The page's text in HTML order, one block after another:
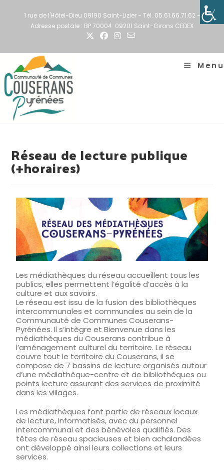
1 rue de l'Hôtel-Dieu 09190 Saint-Lizier - Tél. 05.61.66.71.62 -
Adresse postale : BP 70004 09201 Saint-Girons CEDEX
Menu
Réseau de lecture publique
(+horaires)
Les médiathèques du réseau accueillent tous les
publics, elles permettent l’égalité d’accès à la
culture et aux savoirs.
Le réseau est issu de la fusion des bibliothèques
intercommunales et communales au sein de la
Communauté de Communes Couserans-
Pyrénées. Il s’intègre et Bienvenue dans les
médiathèques du Couserans contribue à
l’aménagement culturel du territoire. Le réseau
couvre tout le territoire du Couserans, il se
compose de 7 bassins de lecture organisés autour
d’une médiathèque-centre et de bibliothèques ou
points lecture assurant des services de proximité
dans les villages.
Les médiathèques font partie de réseaux locaux
de lecture, informatisés, avec du personnel
intercommunal et des bénévoles qualifiés. Des
têtes de réseau spacieuses et bien achalandées
ont développé ainsi leurs collections et leurs
services.